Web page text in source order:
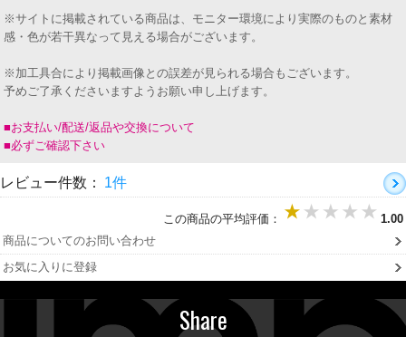
※サイトに掲載されている商品は、モニター環境により実際のものと素材
感・色が若干異なって見える場合がございます。
※加工具合により掲載画像との誤差が見られる場合もございます。
予めご了承くださいますようお願い申し上げます。
■お支払い/配送/返品や交換について
■必ずご確認下さい
レビュー件数： 1件
この商品の平均評価：
1.00
商品についてのお問い合わせ
お気に入りに登録
Share